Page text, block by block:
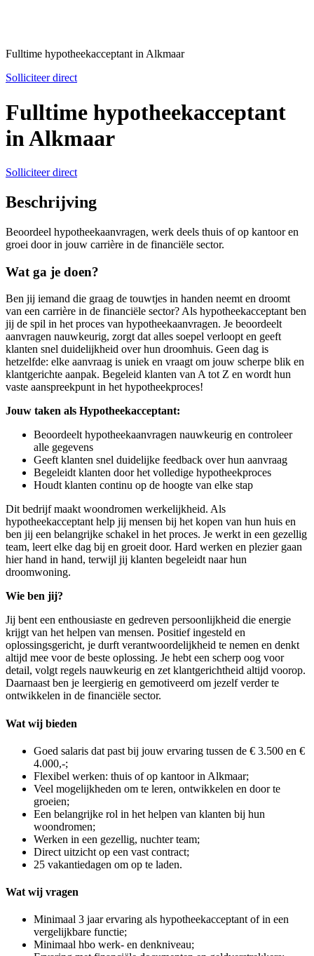
Fulltime hypotheekacceptant in Alkmaar
Solliciteer direct
Fulltime hypotheekacceptant
in Alkmaar
Solliciteer direct
Beschrijving
Beoordeel hypotheekaanvragen, werk deels thuis of op kantoor en
groei door in jouw carrière in de financiële sector.
Wat ga je doen?
Ben jij iemand die graag de touwtjes in handen neemt en droomt
van een carrière in de financiële sector? Als hypotheekacceptant ben
jij de spil in het proces van hypotheekaanvragen. Je beoordeelt
aanvragen nauwkeurig, zorgt dat alles soepel verloopt en geeft
klanten snel duidelijkheid over hun droomhuis. Geen dag is
hetzelfde: elke aanvraag is uniek en vraagt om jouw scherpe blik en
klantgerichte aanpak. Begeleid klanten van A tot Z en wordt hun
vaste aanspreekpunt in het hypotheekproces!
Jouw taken als Hypotheekacceptant:
Beoordeelt hypotheekaanvragen nauwkeurig en controleer
alle gegevens
Geeft klanten snel duidelijke feedback over hun aanvraag
Begeleidt klanten door het volledige hypotheekproces
Houdt klanten continu op de hoogte van elke stap
Dit bedrijf maakt woondromen werkelijkheid. Als
hypotheekacceptant help jij mensen bij het kopen van hun huis en
ben jij een belangrijke schakel in het proces. Je werkt in een gezellig
team, leert elke dag bij en groeit door. Hard werken en plezier gaan
hier hand in hand, terwijl jij klanten begeleidt naar hun
droomwoning.
Wie ben jij?
Jij bent een enthousiaste en gedreven persoonlijkheid die energie
krijgt van het helpen van mensen. Positief ingesteld en
oplossingsgericht, je durft verantwoordelijkheid te nemen en denkt
altijd mee voor de beste oplossing. Je hebt een scherp oog voor
detail, volgt regels nauwkeurig en zet klantgerichtheid altijd voorop.
Daarnaast ben je leergierig en gemotiveerd om jezelf verder te
ontwikkelen in de financiële sector.
Wat wij bieden
Goed salaris dat past bij jouw ervaring tussen de € 3.500 en €
4.000,-;
Flexibel werken: thuis of op kantoor in Alkmaar;
Veel mogelijkheden om te leren, ontwikkelen en door te
groeien;
Een belangrijke rol in het helpen van klanten bij hun
woondromen;
Werken in een gezellig, nuchter team;
Direct uitzicht op een vast contract;
25 vakantiedagen om op te laden.
Wat wij vragen
Minimaal 3 jaar ervaring als hypotheekacceptant of in een
vergelijkbare functie;
Minimaal hbo werk- en denkniveau;